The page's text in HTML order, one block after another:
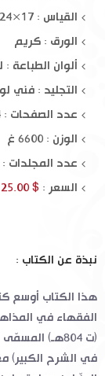
القياس : 17×24
الورق : كريم
ألوان الطباعة :
التجليد : فني
عدد الصفحات : 3744
الوزن : 6600 غ
عدد المجلدات : 6
السعر : $ 125.00
نبذة عن الكتاب :
هذا الكتاب أوسع
الفقهاء في
(ت 804هـ)
في الشرح الكبير)